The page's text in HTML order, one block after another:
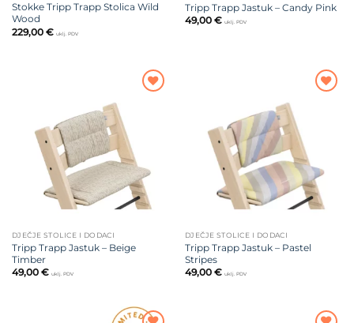
Stokke Tripp Trapp Stolica Wild
Wood
229,00 € uklj. PDV
Tripp Trapp Jastuk – Candy Pink
49,00 € uklj. PDV
DJEČJE STOLICE I DODACI
Tripp Trapp Jastuk – Beige
Timber
49,00 € uklj. PDV
DJEČJE STOLICE I DODACI
Tripp Trapp Jastuk – Pastel
Stripes
49,00 € uklj. PDV